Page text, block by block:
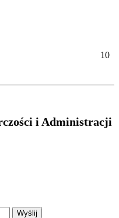
10
i Administracji
Wyślij